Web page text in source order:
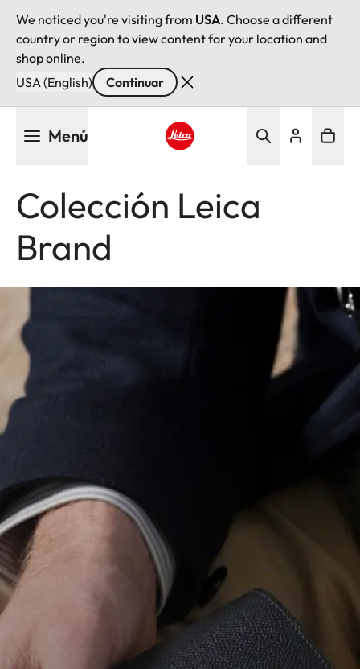
We noticed you're visiting from USA. Choose a different
country or region to view content for your location and
shop online.
USA (English)
Continuar
Menú
Colección Leica
Brand